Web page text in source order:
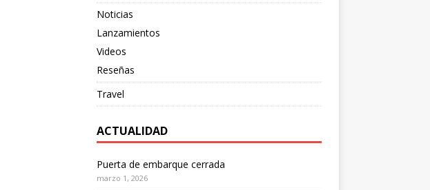
Noticias
Lanzamientos
Videos
Reseñas
Travel
ACTUALIDAD
Puerta de embarque cerrada
marzo 1, 2026